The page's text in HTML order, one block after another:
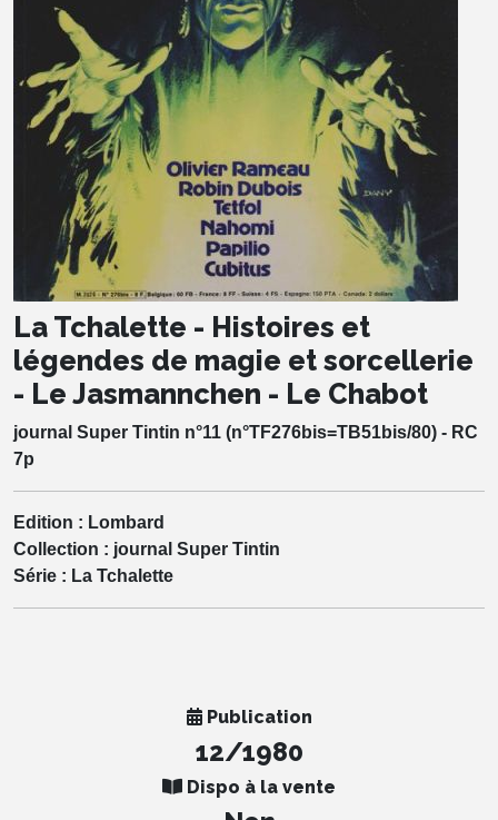
La Tchalette - Histoires et
légendes de magie et sorcellerie
- Le Jasmannchen - Le Chabot
journal Super Tintin n°11 (n°TF276bis=TB51bis/80) - RC
7p
Edition : Lombard
Collection : journal Super Tintin
Série : La Tchalette
Publication
12/1980
Dispo à la vente